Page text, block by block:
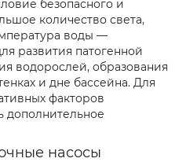
безопасного и
количество света,
воды —
развития патогенной
водорослей, образования
и дне бассейна. Для
факторов
дополнительное
насосы